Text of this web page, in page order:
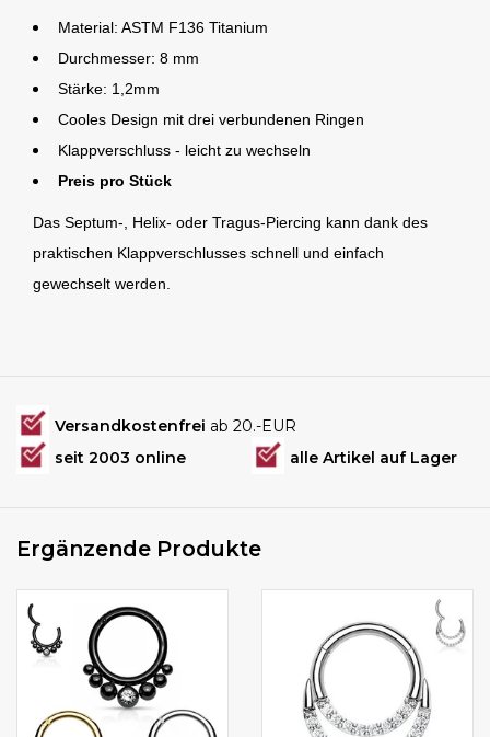
Material: ASTM F136 Titanium
Durchmesser: 8 mm
Stärke: 1,2mm
Cooles Design mit drei verbundenen Ringen
Klappverschluss - leicht zu wechseln
Preis pro Stück
Das Septum-, Helix- oder Tragus-Piercing kann dank des
praktischen Klappverschlusses schnell und einfach
gewechselt werden.
Versandkostenfrei ab 20.-EUR
seit 2003 online
alle Artikel auf Lager
Ergänzende Produkte